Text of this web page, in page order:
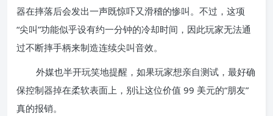
器在摔落后会发出一声既惊吓又滑稽的惨叫。不过，这项
“尖叫”功能似乎设有约一分钟的冷却时间，因此玩家无法通
过不断摔手柄来制造连续尖叫音效。
外媒也半开玩笑地提醒，如果玩家想亲自测试，最好确
保控制器掉在柔软表面上，别让这位价值 99 美元的“朋友”
真的报销。